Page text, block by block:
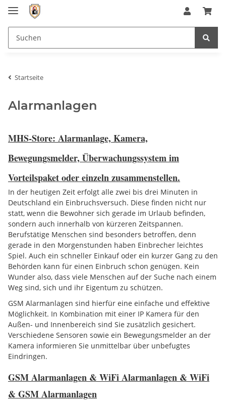
Startseite
Alarmanlagen
MHS-Store: Alarmanlage, Kamera,
Bewegungsmelder, Überwachungssystem im
Vorteilspaket oder einzeln zusammenstellen.
In der heutigen Zeit erfolgt alle zwei bis drei Minuten in
Deutschland ein Einbruchsversuch. Diese finden nicht nur
statt, wenn die Bewohner sich gerade im Urlaub befinden,
sondern auch innerhalb von kürzeren Zeitspannen.
Berufstätige Menschen sind besonders betroffen, denn
gerade in den Morgenstunden haben Einbrecher leichtes
Spiel. Auch ein schneller Einkauf oder ein kurzer Gang zu den
Behörden kann für einen Einbruch schon genügen. Kein
Wunder also, dass viele Menschen auf der Suche nach einem
Weg sind, sich und ihr Eigentum zu schützen.
GSM Alarmanlagen sind hierfür eine einfache und effektive
Möglichkeit. In Kombination mit einer IP Kamera für den
Außen- und Innenbereich sind Sie zusätzlich gesichert.
Verschiedene Sensoren sowie ein Bewegungsmelder an der
Kamera informieren Sie unmittelbar über unbefugtes
Eindringen.
GSM Alarmanlagen & WiFi Alarmanlagen & WiFi
& GSM Alarmanlagen